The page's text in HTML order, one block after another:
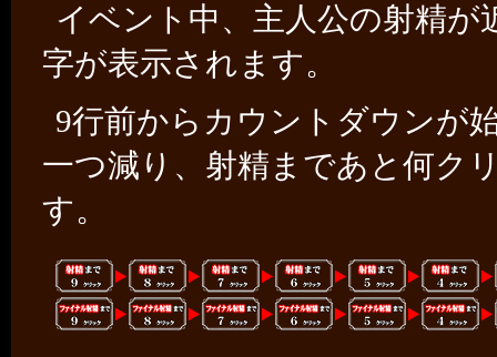
イベント中、主人公の射精
字が表示されます。
9行前からカウントダウンが
一つ減り、射精まであと何ク
す。